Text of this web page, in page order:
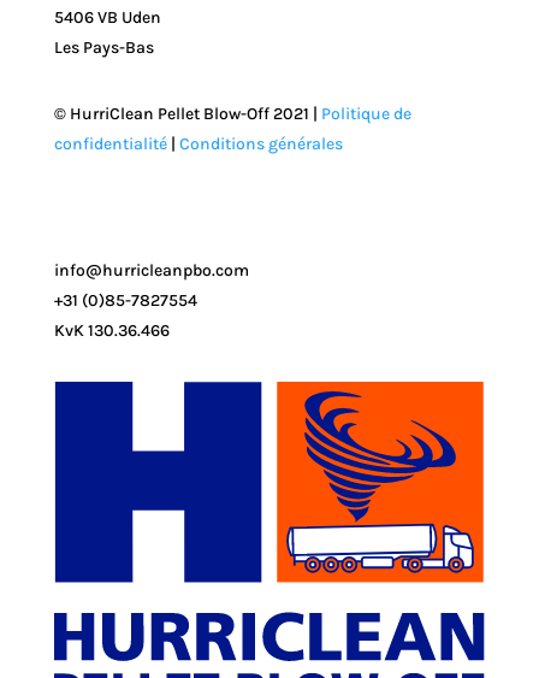
5406 VB Uden
Les Pays-Bas
© HurriClean Pellet Blow-Off 2021 | Politique de
confidentialité| Conditions générales
info@hurricleanpbo.com
+31 (0)85-7827554
KvK 130.36.466